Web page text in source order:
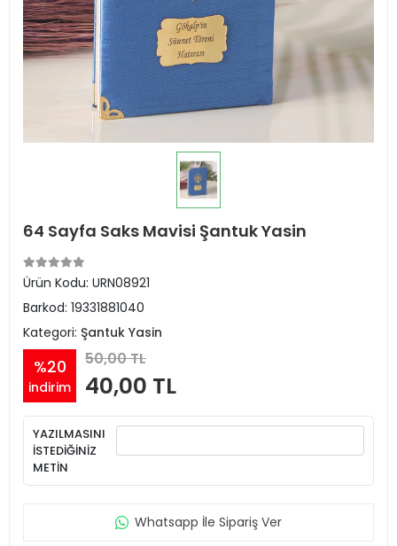
64 Sayfa Saks Mavisi Şantuk Yasin
Ürün Kodu: URN08921
Barkod: 19331881040
Kategori: Şantuk Yasin
%20
indirim
50,00 TL
40,00 TL
YAZILMASINI
İSTEDİĞİNİZ
METİN
Whatsapp İle Sipariş Ver